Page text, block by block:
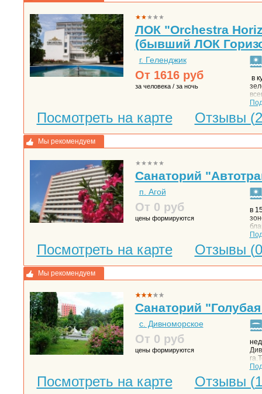
ЛОК "Orchestra
(бывший ЛОК
г. Геленджик
От 1616руб
за человека / за ночь
в
Посмотреть на карте Отзывы (2
Мы рекомендуем
Санаторий
п. Агой
От 0 руб
цены формируются
в
Посмотреть на карте Отзывы (0
Мы рекомендуем
Санаторий
с. Дивноморское
От 0 руб
цены формируются
Посмотреть на карте Отзывы (1